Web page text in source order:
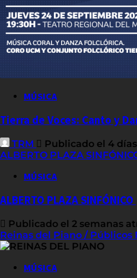
MÚSICA
Tierra de Voces: Canto y
TRM
Publicado el 4
ALBERTO PLAZA
MÚSICA
ALBERTO PLAZA SINFÓNICO
Publicado el 2 semanas
Reinas del Piano / Públicos
MÚSICA